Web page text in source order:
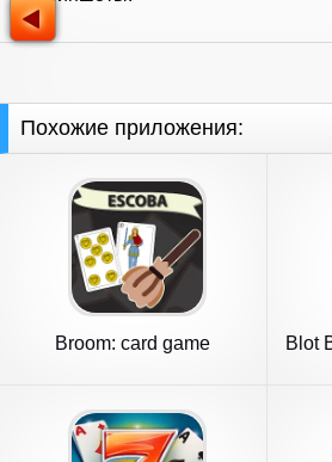
Похожие приложения:
Broom: card game Blot